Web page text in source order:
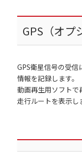
GPS（オプ
GPS衛星信号の受信
情報を記録します。
動画再生用ソフト
走行ルートを表示し